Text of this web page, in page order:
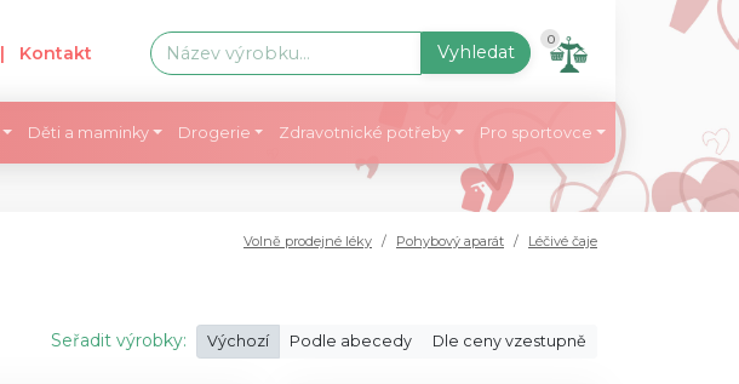
| Kontakt Vyhledat
0
Děti a maminky Drogerie Zdravotnické potřeby Pro sportovce
Volně prodejné léky Pohybový aparát Léčivé čaje
Seřadit výrobky: Výchozí Podle abecedy Dle ceny vzestupně